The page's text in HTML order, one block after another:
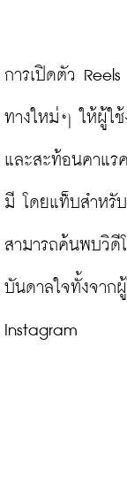
การเปิดตัว
ทางใหม่ๆ ให้ผู้ใช้
และสะท้อนคาแร
มี โดยแท็บสำหรั
สามารถค้นพบวิดี
บันดาลใจทั้งจาก
Instagram